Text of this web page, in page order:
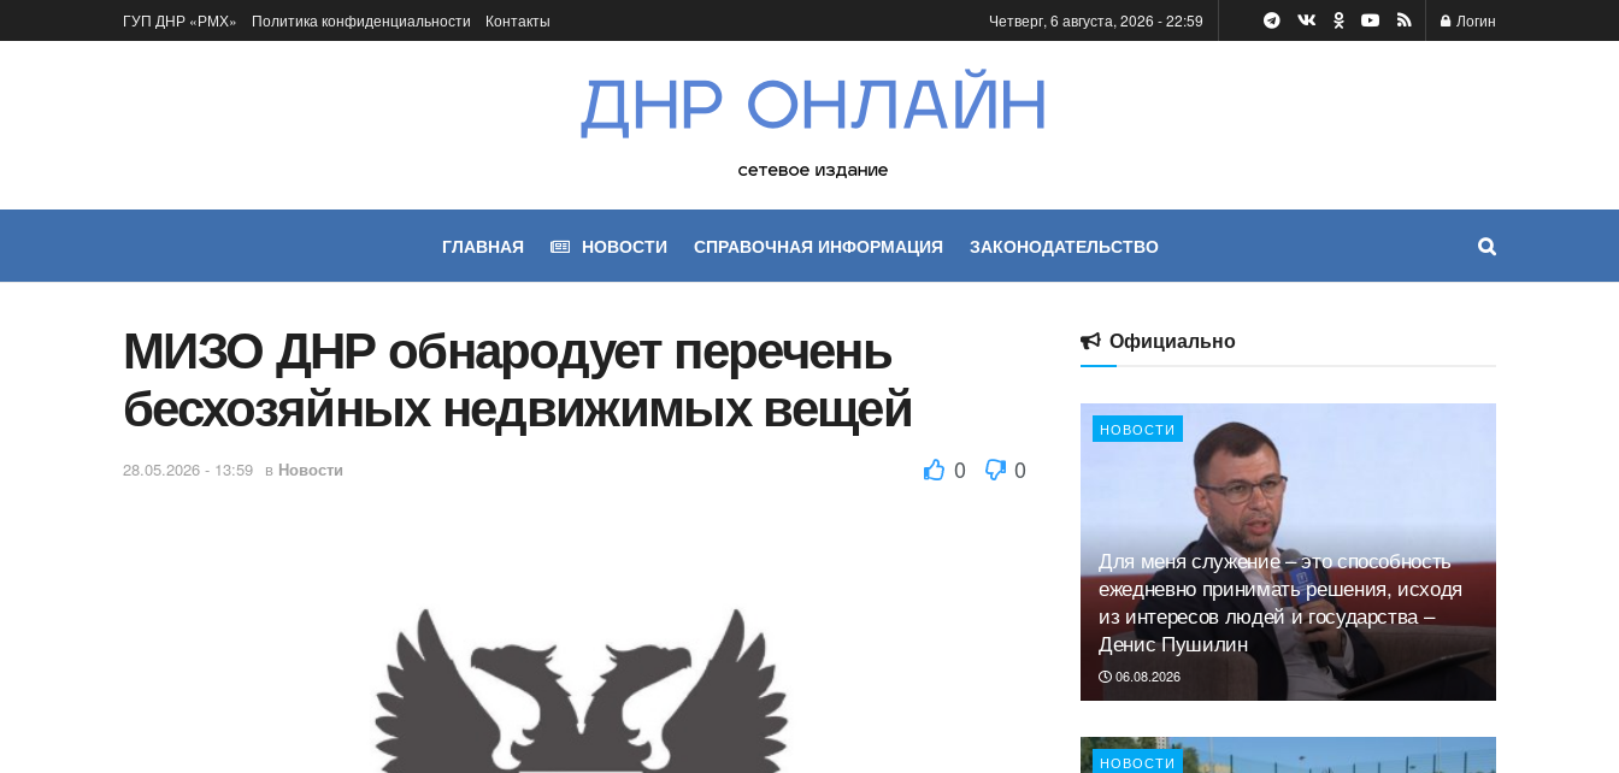
ГУП ДНР «РМХ» Политика конфиденциальности Контакты Четверг, 6 августа, 2026 - 22:59 Логин
ГЛАВНАЯ НОВОСТИ СПРАВОЧНАЯ ИНФОРМАЦИЯ ЗАКОНОДАТЕЛЬСТВО
МИЗО ДНР обнародует перечень
бесхозяйных недвижимых вещей
28.05.2026 - 13:59 в Новости 0 0
Официально
НОВОСТИ
Для меня служение – это способность
ежедневно принимать решения, исходя
из интересов людей и государства –
Денис Пушилин
06.08.2026
НОВОСТИ